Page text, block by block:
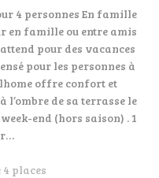
4 personnes En famille
en famille ou entre amis
pour des vacances
pour les personnes à
offre confort et
de sa terrasse le
end (hors saison) . 1
places